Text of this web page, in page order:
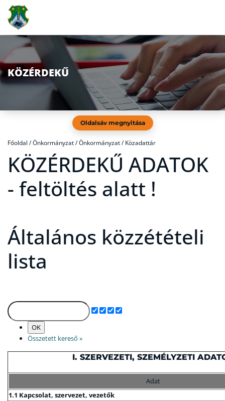
KÖZÉRDEKŰ
Oldalsáv megnyitása
Főoldal /Önkormányzat / Önkormányzat / Közadattár
KÖZÉRDEKŰ ADATOK
- feltöltés alatt !
Általános közzétételi
lista
Összetett kereső »
I. SZERVEZETI, SZEMÉLYZETI
Adat
1.1 Kapcsolat, szervezet, vezetők